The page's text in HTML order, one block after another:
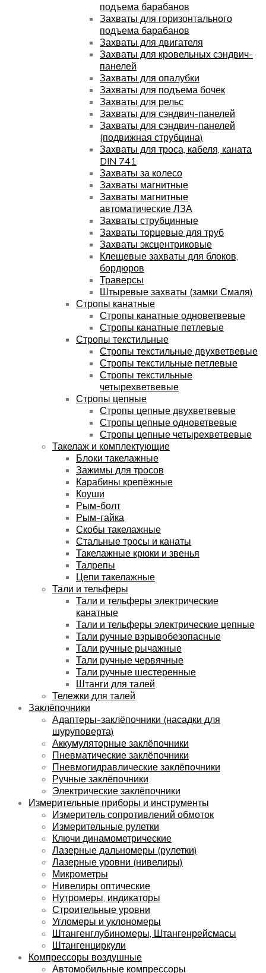
подъема барабанов
Захваты для горизонтального
подъема барабанов
Захваты для двигателя
Захваты для кровельных сэндвич-
панелей
Захваты для опалубки
Захваты для подъема бочек
Захваты для рельс
Захваты для сэндвич-панелей
Захваты для сэндвич-панелей
(подвижная струбцина)
Захваты для троса, кабеля, каната
DIN 741
Захваты за колесо
Захваты магнитные
Захваты магнитные
автоматические ЛЗА
Захваты струбцинные
Захваты торцевые для труб
Захваты эксцентриковые
Клещевые захваты для блоков,
бордюров
Траверсы
Штыревые захваты (замки Смаля)
Стропы канатные
Стропы канатные одноветвевые
Стропы канатные петлевые
Стропы текстильные
Стропы текстильные двухветвевые
Стропы текстильные петлевые
Стропы текстильные
четырехветвевые
Стропы цепные
Стропы цепные двухветвевые
Стропы цепные одноветвевые
Стропы цепные четырехветвевые
Такелаж и комплектующие
Блоки такелажные
Зажимы для тросов
Карабины крепёжные
Коуши
Рым-болт
Рым-гайка
Скобы такелажные
Стальные тросы и канаты
Такелажные крюки и звенья
Талрепы
Цепи такелажные
Тали и тельферы
Тали и тельферы электрические
канатные
Тали и тельферы электрические цепные
Тали ручные взрывобезопасные
Тали ручные рычажные
Тали ручные червячные
Тали ручные шестеренные
Штанги для талей
Тележки для талей
Заклёпочники
Адаптеры-заклёпочники (насадки для
шуруповерта)
Аккумуляторные заклёпочники
Пневматические заклёпочники
Пневмогидравлические заклёпочники
Ручные заклёпочники
Электрические заклёпочники
Измерительные приборы и инструменты
Измеритель сопротивлений обмоток
Измерительные рулетки
Ключи динамометрические
Лазерные дальномеры (рулетки)
Лазерные уровни (нивелиры)
Микрометры
Нивелиры оптические
Нутромеры, индикаторы
Строительные уровни
Угломеры и уклономеры
Штангенглубиномеры, Штангенрейсмасы
Штангенциркули
Компрессоры воздушные
Автомобильные компрессоры